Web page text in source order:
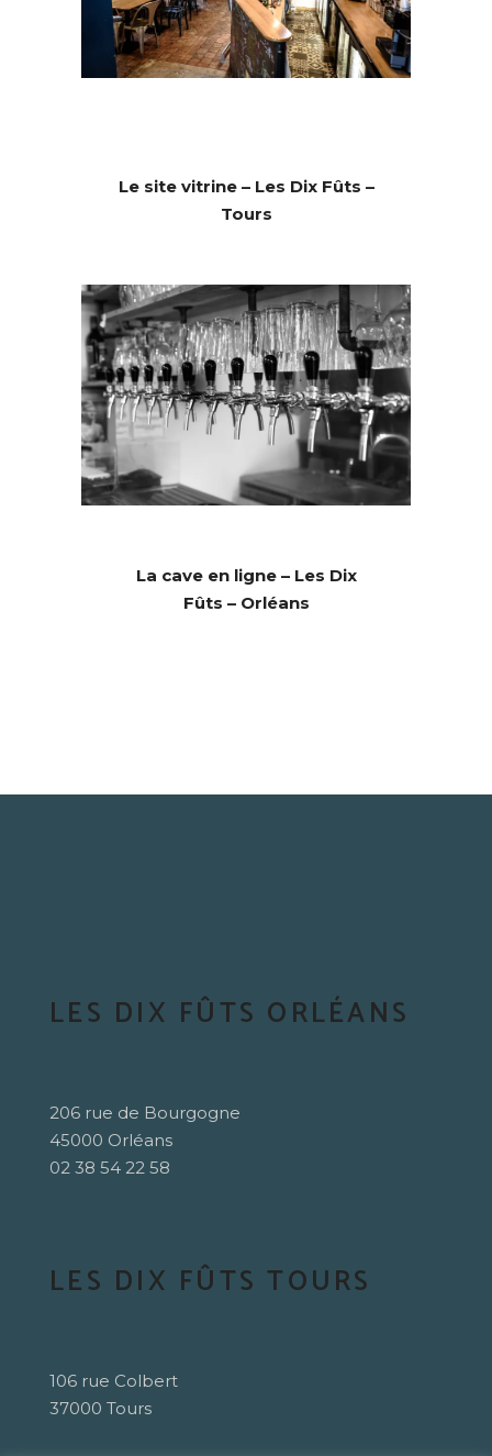
Le site vitrine – Les Dix Fûts –
Tours
La cave en ligne – Les Dix
Fûts – Orléans
LES DIX FÛTS ORLÉANS
206 rue de Bourgogne
45000 Orléans
02 38 54 22 58
LES DIX FÛTS TOURS
106 rue Colbert
37000 Tours